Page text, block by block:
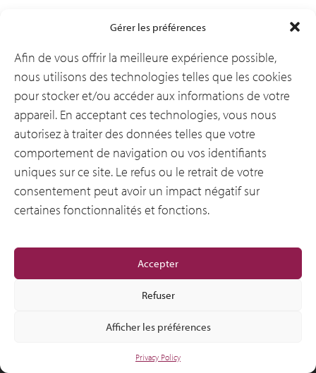
Gérer les préférences
Afin de vous offrir la meilleure expérience possible,
nous utilisons des technologies telles que les cookies
pour stocker et/ou accéder aux informations de votre
appareil. En acceptant ces technologies, vous nous
autorisez à traiter des données telles que votre
comportement de navigation ou vos identifiants
uniques sur ce site. Le refus ou le retrait de votre
consentement peut avoir un impact négatif sur
certaines fonctionnalités et fonctions.
Accepter
Refuser
Afficher les préférences
Privacy Policy
© 2012-2026 CSI Leasing, Inc. All Right Reserved.